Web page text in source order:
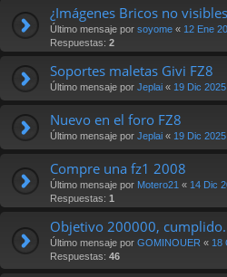
¿Imágenes Bricos no
Último mensaje por soyome « 12 Ene
Respuestas: 2
Soportes maletas Givi FZ8
Último mensaje por Jeplai « 19 Dic
Nuevo en el foro FZ8
Último mensaje por Jeplai « 19 Dic
Compre una fz1 2008
Último mensaje por Motero21 « 14 Dic
Respuestas: 1
Objetivo 200000,
Último mensaje por GOMINOUER « 18
Respuestas: 46